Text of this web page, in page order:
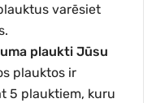
varēsiet
plaukti Jūsu
plauktos ir
5 plauktiem, kuru